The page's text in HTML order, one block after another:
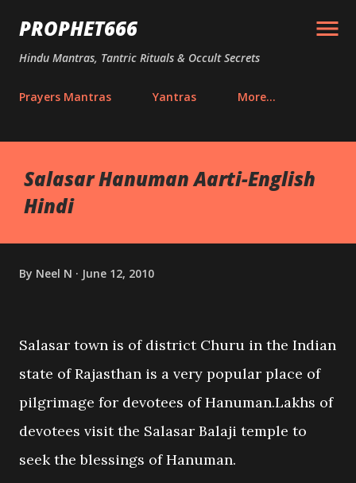
Skip to main content
PROPHET666
Hindu Mantras, Tantric Rituals & Occult Secrets
Prayers Mantras Yantras More…
Salasar Hanuman Aarti-English
Hindi
By Neel N June 12, 2010
Salasar town is of district Churu in the Indian
state of Rajasthan is a very popular place of
pilgrimage for devotees of Hanuman.Lakhs of
devotees visit the Salasar Balaji temple to
seek the blessings of Hanuman.